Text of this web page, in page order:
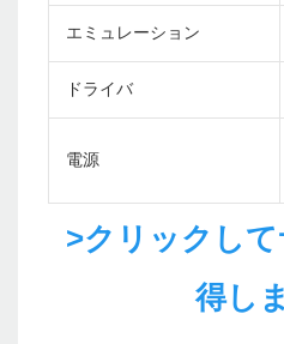
エミュレーション
ドライバ
電源
>クリックし
得し